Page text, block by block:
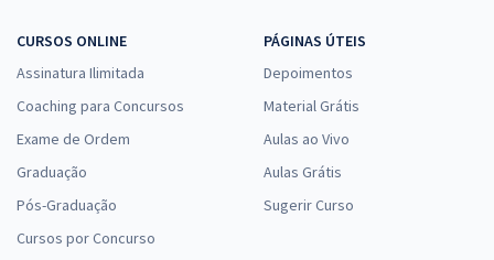
CURSOS ONLINE
Assinatura Ilimitada
Coaching para Concursos
Exame de Ordem
Graduação
Pós-Graduação
Cursos por Concurso
PÁGINAS ÚTEIS
Depoimentos
Material Grátis
Aulas ao Vivo
Aulas Grátis
Sugerir Curso